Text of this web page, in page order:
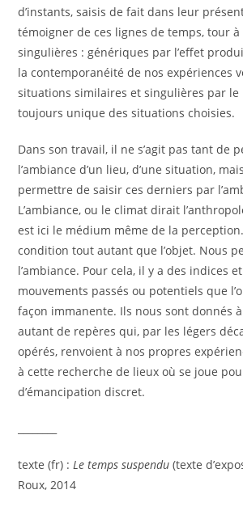
d’instants, saisis de fait dans leur
témoigner de ces lignes de temps, tour
singulières : génériques par l’effet
la contemporanéité de nos expériences
situations similaires et singulières par
toujours unique des situations choisies.
Dans son travail, il ne s’agit pas tant de
l’ambiance d’un lieu, d’une situation,
permettre de saisir ces derniers par
L’ambiance, ou le climat dirait
est ici le médium même de la
condition tout autant que l’objet. Nous
l’ambiance. Pour cela, il y a des indices
mouvements passés ou potentiels que
façon immanente. Ils nous sont donnés
autant de repères qui, par les légers
opérés, renvoient à nos propres
à cette recherche de lieux où se joue
d’émancipation discret.
texte (fr) :Le temps suspendu (texte
Roux, 2014